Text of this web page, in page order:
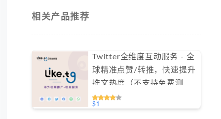
相关产品推荐
Twitter全维度互动服务 - 全
球精准点赞/转推，快速提升
推文热度（不支持免费测
试）
$1